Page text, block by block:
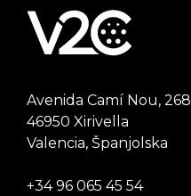
Avenida Camí Nou, 268
46950 Xirivella
Valencia, Španjolska
+34 96 065 45 54